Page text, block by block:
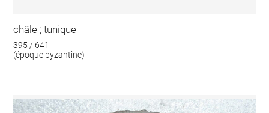
châle ; tunique
395 / 641
(époque byzantine)